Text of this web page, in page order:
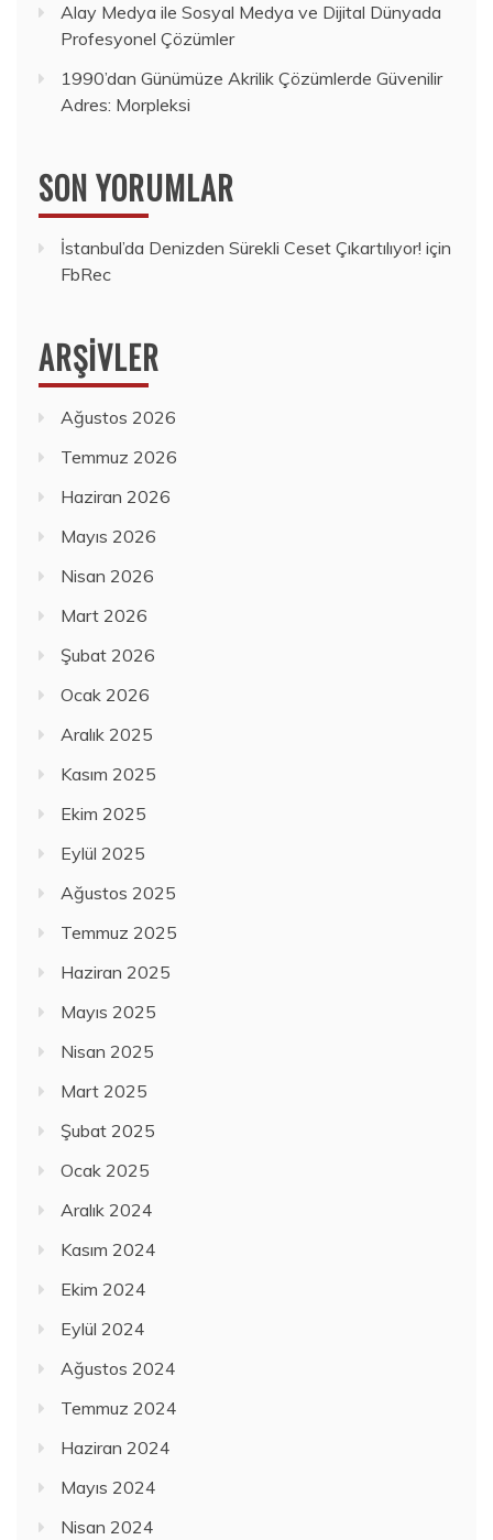
Alay Medya ile Sosyal Medya ve Dijital Dünyada
Profesyonel Çözümler
1990’dan Günümüze Akrilik Çözümlerde Güvenilir
Adres: Morpleksi
SON YORUMLAR
İstanbul’da Denizden Sürekli Ceset Çıkartılıyor! için
FbRec
ARŞIVLER
Ağustos 2026
Temmuz 2026
Haziran 2026
Mayıs 2026
Nisan 2026
Mart 2026
Şubat 2026
Ocak 2026
Aralık 2025
Kasım 2025
Ekim 2025
Eylül 2025
Ağustos 2025
Temmuz 2025
Haziran 2025
Mayıs 2025
Nisan 2025
Mart 2025
Şubat 2025
Ocak 2025
Aralık 2024
Kasım 2024
Ekim 2024
Eylül 2024
Ağustos 2024
Temmuz 2024
Haziran 2024
Mayıs 2024
Nisan 2024